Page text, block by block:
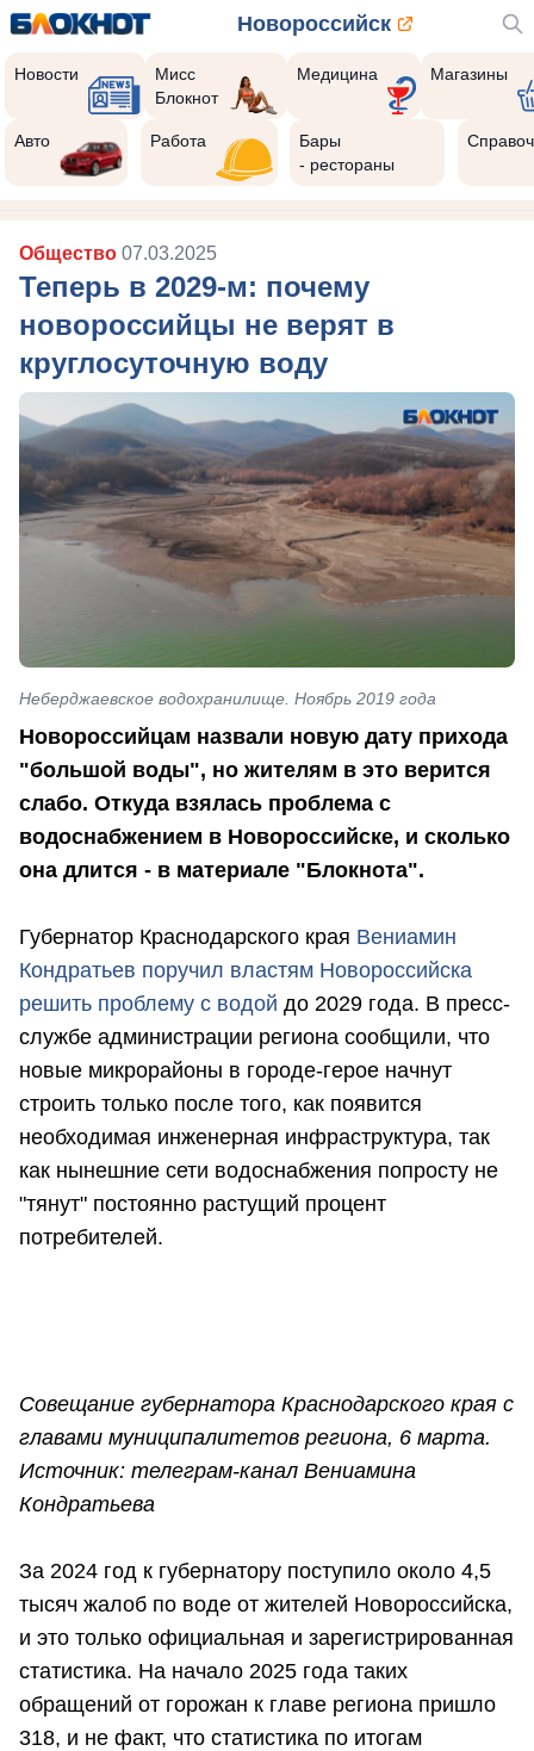
Новороссийск
Новости
Мисс
Блокнот
Медицина Магазины
Авто Работа
Бары
- рестораны
Общество 07.03.2025
Теперь в 2029-м: почему
новороссийцы не верят в
круглосуточную воду
Неберджаевское водохранилище. Ноябрь 2019 года
Новороссийцам назвали новую дату прихода
"большой воды", но жителям в это верится
слабо. Откуда взялась проблема с
водоснабжением в Новороссийске, и сколько
она длится - в материале "Блокнота".
Губернатор Краснодарского края Вениамин
Кондратьев поручил властям Новороссийска
решить проблему с водой до 2029 года. В пресс-
службе администрации региона сообщили, что
новые микрорайоны в городе-герое начнут
строить только после того, как появится
необходимая инженерная инфраструктура, так
как нынешние сети водоснабжения попросту не
"тянут" постоянно растущий процент
потребителей.
Совещание губернатора Краснодарского края с
главами муниципалитетов региона, 6 марта.
Источник: телеграм-канал Вениамина
Кондратьева
За 2024 год к губернатору поступило около 4,5
тысяч жалоб по воде от жителей Новороссийска,
и это только официальная и зарегистрированная
статистика. На начало 2025 года таких
обращений от горожан к главе региона пришло
318, и не факт, что статистика по итогам